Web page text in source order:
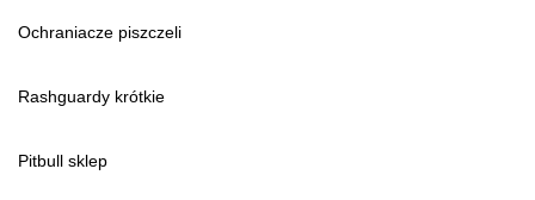
Ochraniacze piszczeli
Rashguardy krótkie
Pitbull sklep